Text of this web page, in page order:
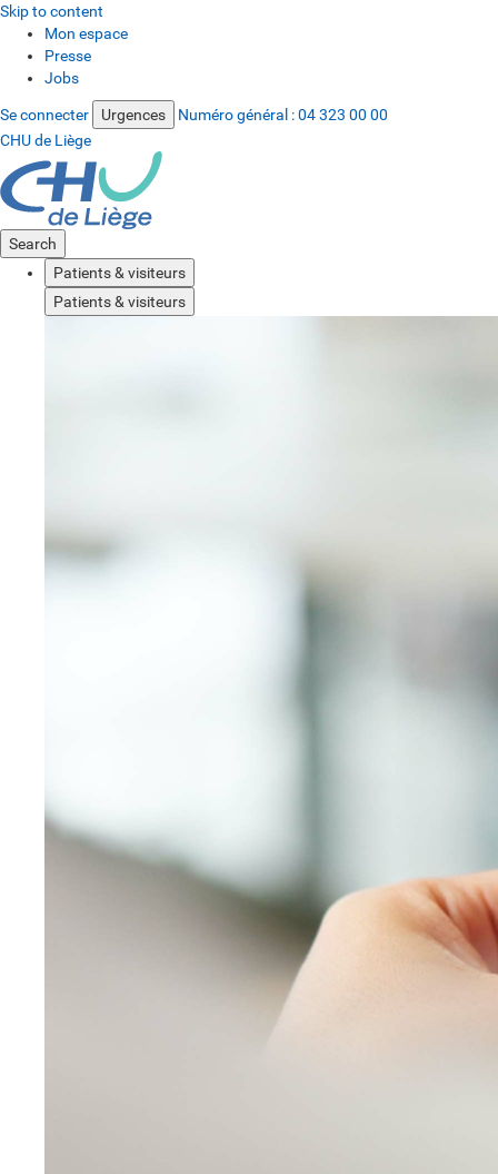
Skip to content
Mon espace
Presse
Jobs
Se connecter Urgences Numéro général :04 323 00 00
CHU de Liège
Search
Patients & visiteurs
Patients & visiteurs